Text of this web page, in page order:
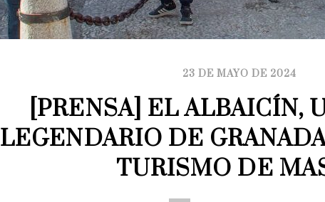
23 DE MAYO DE 2024
[PRENSA] EL ALBAICÍN,
LEGENDARIO DE
TURISMO DE